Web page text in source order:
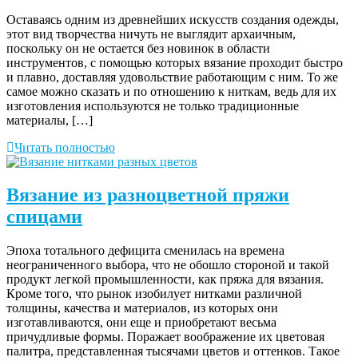
Оставаясь одним из древнейших искусств создания одежды,
этот вид творчества ничуть не выглядит архаичным,
поскольку он не остается без новинок в области
инструментов, с помощью которых вязание проходит быстро
и плавно, доставляя удовольствие работающим с ним. То же
самое можно сказать и по отношению к ниткам, ведь для их
изготовления используются не только традиционные
материалы, […]
Читать полностью
Вязание из разноцветной пряжи
спицами
Эпоха тотального дефицита сменилась на времена
неограниченного выбора, что не обошло стороной и такой
продукт легкой промышленности, как пряжа для вязания.
Кроме того, что рынок изобилует нитками различной
толщины, качества и материалов, из которых они
изготавливаются, они еще и приобретают весьма
причудливые формы. Поражает воображение их цветовая
палитра, представленная тысячами цветов и оттенков. Такое